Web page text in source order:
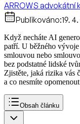
ARROWS advokátní
Publikováno:19.
Když necháte AI
patří. U běžného
smlouvou nebo
bez podstatné lidské
Zjistěte, jaká rizika vás
a co nesmíte
Obsah článku